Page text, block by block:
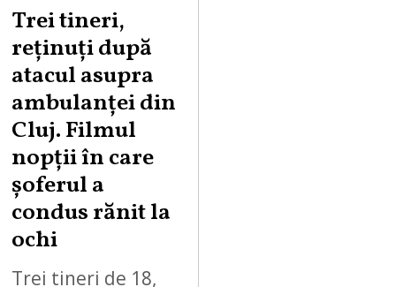
Trei tineri,
reținuți după
atacul asupra
ambulanței din
Cluj. Filmul
nopții în care
șoferul a
condus rănit la
ochi
Trei tineri de 18,